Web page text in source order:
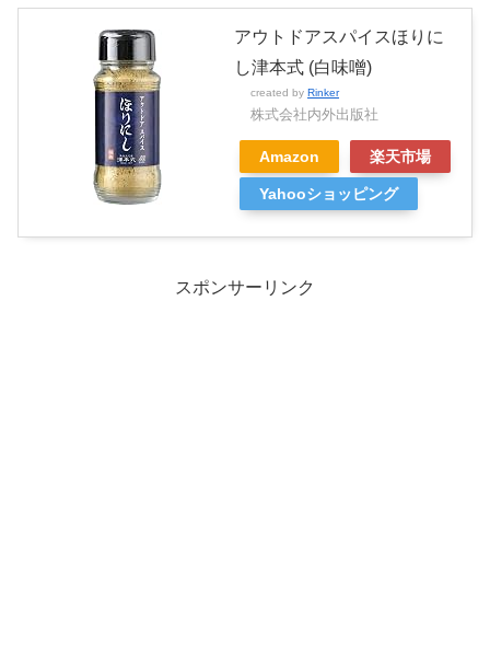
アウトドアスパイスほりに
し津本式 (白味噌)
created by Rinker
株式会社内外出版社
Amazon 楽天市場
Yahooショッピング
スポンサーリンク